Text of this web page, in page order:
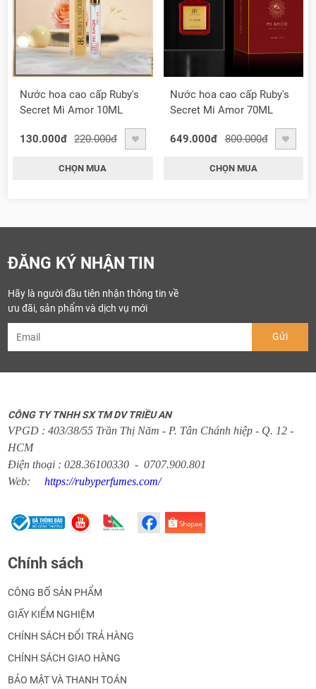
Nước hoa cao cấp Ruby's
Secret Mi Amor 10ML
130.000đ 220.000đ
CHỌN MUA
Nước hoa cao cấp Ruby's
Secret Mi Amor 70ML
649.000đ 800.000đ
CHỌN MUA
ĐĂNG KÝ NHẬN TIN
Hãy là người đầu tiên nhận thông tin về
ưu đãi, sản phẩm và dịch vụ mới
CÔNG TY TNHH SX TM DV TRIỀU AN
VPGD : 403/38/55 Trần Thị Năm - P. Tân Chánh hiệp - Q. 12 -
HCM
Điện thoại : 028.36100330 - 0707.900.801
Web:https://rubyperfumes.com/
Chính sách
CÔNG BỐ SẢN PHẨM
GIẤY KIỂM NGHIỆM
CHÍNH SÁCH ĐỔI TRẢ HÀNG
CHÍNH SÁCH GIAO HÀNG
BẢO MẬT VÀ THANH TOÁN